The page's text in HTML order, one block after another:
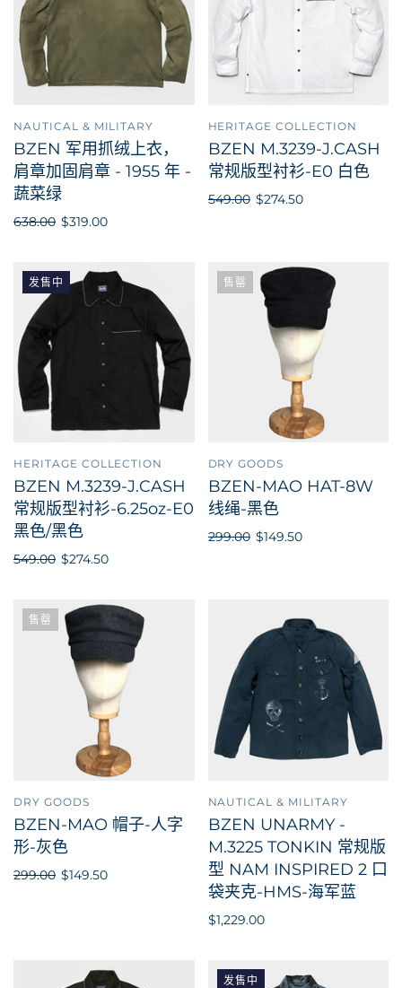
NAUTICAL & MILITARY
BZEN 军用抓绒上衣，
肩章加固肩章 - 1955 年 -
蔬菜绿
638.00 $319.00
HERITAGE COLLECTION
BZEN M.3239-J.CASH
常规版型衬衫-E0 白色
549.00 $274.50
发售中
HERITAGE COLLECTION
BZEN M.3239-J.CASH
常规版型衬衫-6.25oz-E0
黑色/黑色
549.00 $274.50
售罄
DRY GOODS
BZEN-MAO HAT-8W
线绳-黑色
299.00 $149.50
售罄
DRY GOODS
BZEN-MAO 帽子-人字
形-灰色
299.00 $149.50
NAUTICAL & MILITARY
BZEN UNARMY -
M.3225 TONKIN 常规版
型 NAM INSPIRED 2 口
袋夹克-HMS-海军蓝
$1,229.00
发售中